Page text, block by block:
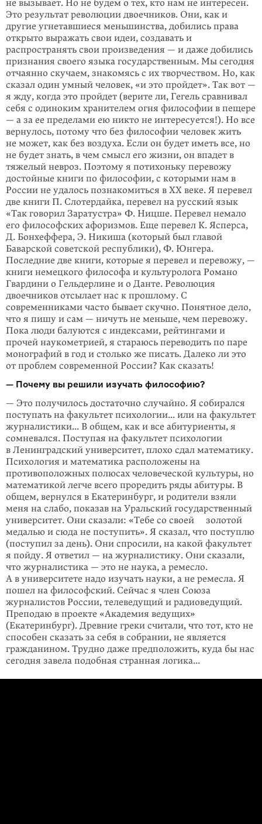
не вызывает. Но не будем о тех, кто нам не интересен.
Это результат революции двоечников. Они, как и
другие угнетавшиеся меньшинства, добились права
открыто выражать свои идеи, создавать и
распространять свои произведения — и даже добились
признания своего языка государственным. Мы сегодня
отчаянно скучаем, знакомясь с их творчеством. Но, как
сказал один умный человек, «и это пройдет». Так вот —
я жду, когда это пройдет (верите ли, Гегель сравнивал
себя с одиноким хранителем огня философии в пещере
— а за ее пределами ею никто не интересуется!). Но все
вернулось, потому что без философии человек жить
не может, как без воздуха. Если он будет иметь все, но
не будет знать, в чем смысл его жизни, он впадет в
тяжелый невроз. Поэтому я потихоньку перевожу
достойные книги по философии, с которыми нам в
России не удалось познакомиться в XX веке. Я перевел
две книги П. Слотердайка, перевел на русский язык
«Так говорил Заратустра» Ф. Ницше. Перевел немало
его философских афоризмов. Еще перевел К. Ясперса,
Д. Бонхеффера, Э. Никиша (который был главой
Баварской советской республики), Ф. Юнгера.
Последние две книги, которые я перевел и перевожу, —
книги немецкого философа и культуролога Романо
Гвардини о Гельдерлине и о Данте. Революция
двоечников отсылает нас к прошлому. С
современниками часто бывает скучно. Понятное дело,
что я пишу и сам — ничуть не меньше, чем перевожу.
Пока люди балуются с индексами, рейтингами и
прочей наукометрией, я стараюсь переводить по паре
монографий в год и столько же писать. Далеко ли это
от проблем современной России? Как сказать!
— Почему вы решили изучать философию?
— Это получилось достаточно случайно. Я собирался
поступать на факультет психологии... или на факультет
журналистики... В общем, как и все абитуриенты, я
сомневался. Поступая на факультет психологии
в Ленинградский университет, плохо сдал математику.
Психология и математика расположены на
противоположных полюсах человеческой культуры, но
математикой легче всего проредить ряды абитуры. В
общем, вернулся в Екатеринбург, и родители взяли
меня на слабо, показав на Уральский государственный
университет. Они сказали: «Тебе со своей золотой
медалью и сюда не поступить». Я сказал, что поступлю
(поступил за день). Они спросили, на какой факультет
я пойду. Я ответил — на журналистику. Они сказали,
что журналистика — это не наука, а ремесло.
А в университете надо изучать науки, а не ремесла. Я
пошел на философский. Сейчас я член Союза
журналистов России, телеведущий и радиоведущий.
Преподаю в проекте «Академия ведущих»
(Екатеринбург). Древние греки считали, что тот, кто не
способен сказать за себя в собрании, не является
гражданином. Трудно даже предположить, куда бы нас
сегодня завела подобная странная логика...